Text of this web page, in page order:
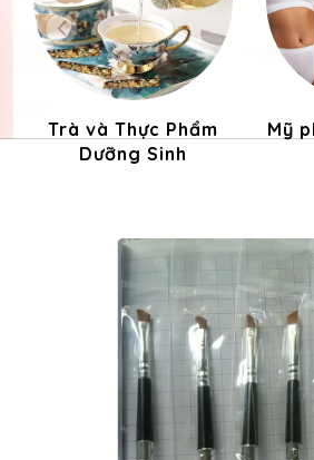
Trà và Thực Phẩm
Dưỡng Sinh
Mỹ